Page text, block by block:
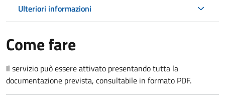
Ulteriori informazioni
Come fare
Il servizio può essere attivato presentando tutta la
documentazione prevista, consultabile in formato PDF.